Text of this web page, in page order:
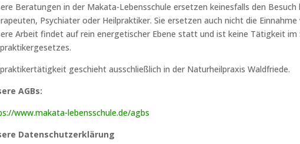
Beratungen in der Makata-Lebensschule ersetzen keinesfalls den Besuch
Psychiater oder Heilpraktiker. Sie ersetzen auch nicht die
Arbeit findet auf rein energetischer Ebene statt und ist keine Tätigkeit im
geschieht ausschließlich in der Naturheilpraxis Waldfriede.
AGBs:
www.makata-lebensschule.de/agbs
Datenschutzerklärung